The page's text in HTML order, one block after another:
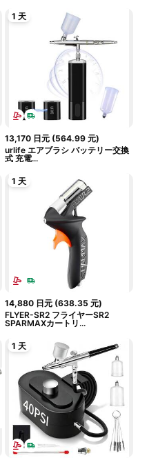
1 天
13,170 日元 (564.99 元)
urlife エアブラシ バッテリー交換
式 充電...
1 天
14,880 日元 (638.35 元)
FLYER-SR2 フライヤーSR2
SPARMAXカートリ...
1 天